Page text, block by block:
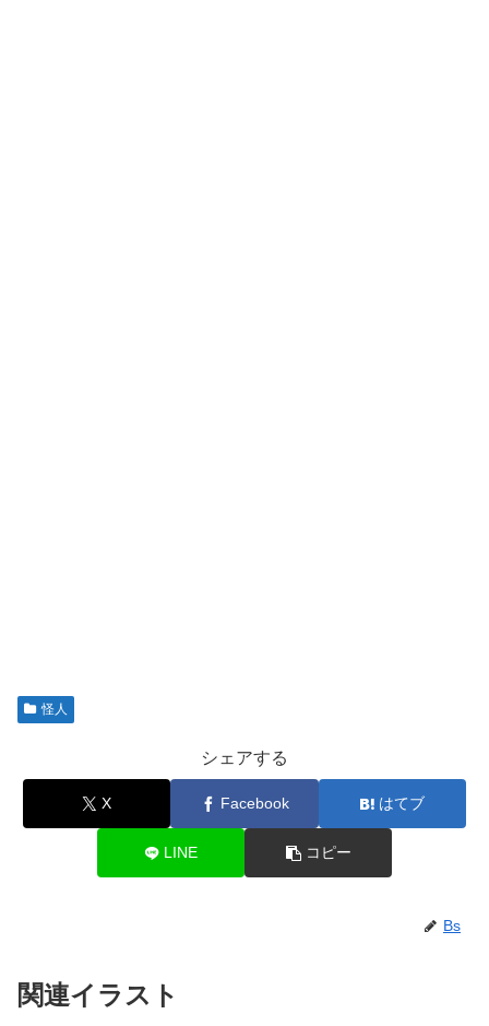
怪人
シェアする
X Facebook はてブ
LINE コピー
Bs
関連イラスト